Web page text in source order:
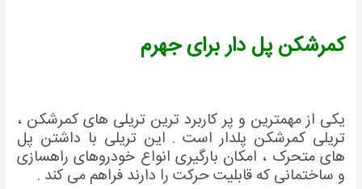
کمرشکن پل دار برای جهرم
یکی از مهمترین و پر کاربرد ترین تریلی های کمرشکن ،
تریلی کمرشکن پلدار است . این تریلی با داشتن پل
های متحرک ، امکان بارگیری انواع خودروهای راهسازی
و ساختمانی که قابلیت حرکت را دارند فراهم می کند .